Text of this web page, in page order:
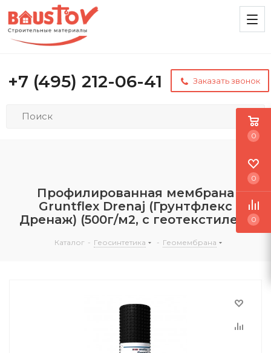
+7 (495) 212-06-41 Заказать звонок
Профилированная мембрана
Gruntflex Drenaj (Грунтфлекс
Дренаж) (500г/м2, c геотекстилем)
Каталог - Геосинтетика - Геомембрана
0
0
0